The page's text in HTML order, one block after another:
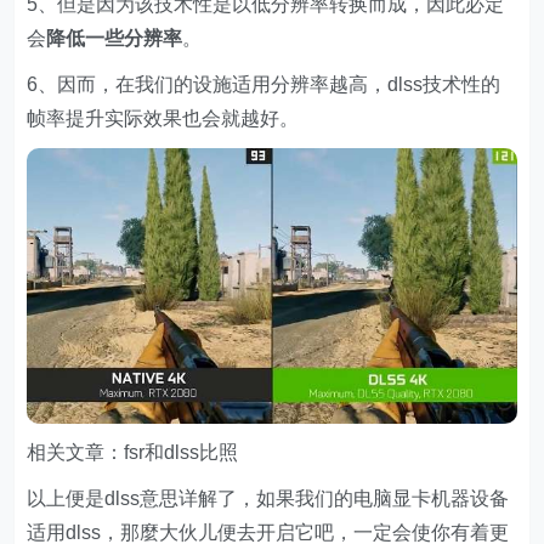
会降低一些分辨率。
6、因而，在我们的设施适用分辨率越高，dlss技术性的
帧率提升实际效果也会就越好。
相关文章：fsr和dlss比照
以上便是dlss意思详解了，如果我们的电脑显卡机器设备
适用dlss，那麼大伙儿便去开启它吧，一定会使你有着更